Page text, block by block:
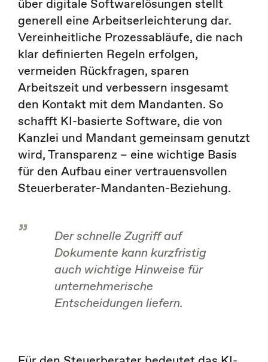
über digitale Softwarelösungen stellt
generell eine Arbeitserleichterung dar.
Vereinheitliche Prozessabläufe, die nach
klar definierten Regeln erfolgen,
vermeiden Rückfragen, sparen
Arbeitszeit und verbessern insgesamt
den Kontakt mit dem Mandanten. So
schafft KI-basierte Software, die von
Kanzlei und Mandant gemeinsam genutzt
wird, Transparenz – eine wichtige Basis
für den Aufbau einer vertrauensvollen
Steuerberater-Mandanten-Beziehung.
Der schnelle Zugriff auf
Dokumente kann kurzfristig
auch wichtige Hinweise für
unternehmerische
Entscheidungen liefern.